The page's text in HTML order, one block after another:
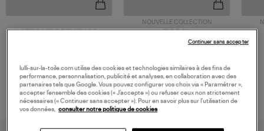
JEROME DREYFUSS
NOUVELLE COLLECTION
TORAL
Mocassins Killian Sport
lulli-sur-la-toile.com utilise des cookies et technologies similaires à des fins de
performance, personnalisation, publicité et analyses, en collaboration avec des
partenaires tels que Google. Vous pouvez configurer vos choix via « Paramétrer »,
accepter l’ensemble des cookies (« J’accepte ») ou refuser ceux non strictement
nécessaires (« Continuer sans accepter »). Pour en savoir plus sur l’utilisation de
vos données, consulter notre politique de cookies
Continuer sans accepter